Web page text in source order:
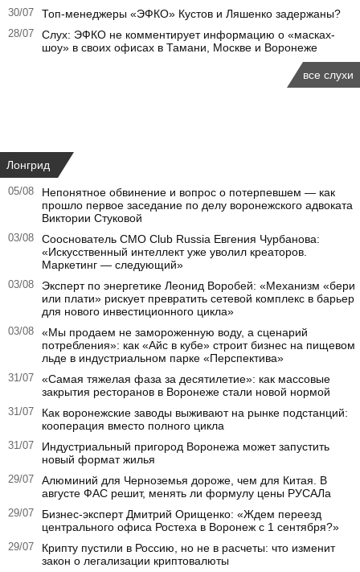
30/07 Топ-менеджеры «ЭФКО» Кустов и Ляшенко задержаны?
28/07
Слух: ЭФКО не комментирует информацию о «масках-
шоу» в своих офисах в Тамани, Москве и Воронеже
все слухи
Лонгрид
05/08
Непонятное обвинение и вопрос о потерпевшем — как
прошло первое заседание по делу воронежского адвоката
Виктории Стуковой
03/08
Сооснователь CMO Club Russia Евгения Чурбанова:
«Искусственный интеллект уже уволил креаторов.
Маркетинг — следующий»
03/08
Эксперт по энергетике Леонид Воробей: «Механизм «бери
или плати» рискует превратить сетевой комплекс в барьер
для нового инвестиционного цикла»
03/08
«Мы продаем не замороженную воду, а сценарий
потребления»: как «Айс в кубе» строит бизнес на пищевом
льде в индустриальном парке «Перспектива»
31/07
«Самая тяжелая фаза за десятилетие»: как массовые
закрытия ресторанов в Воронеже стали новой нормой
31/07
Как воронежские заводы выживают на рынке подстанций:
кооперация вместо полного цикла
31/07
Индустриальный пригород Воронежа может запустить
новый формат жилья
29/07
Алюминий для Черноземья дороже, чем для Китая. В
августе ФАС решит, менять ли формулу цены РУСАЛа
29/07
Бизнес-эксперт Дмитрий Орищенко: «Ждем переезд
центрального офиса Ростеха в Воронеж с 1 сентября?»
29/07
Крипту пустили в Россию, но не в расчеты: что изменит
закон о легализации криптовалюты